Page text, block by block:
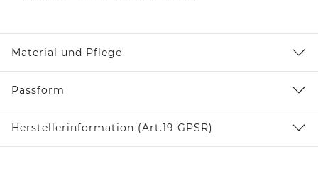
Material und Pflege
Passform
Herstellerinformation (Art.19 GPSR)